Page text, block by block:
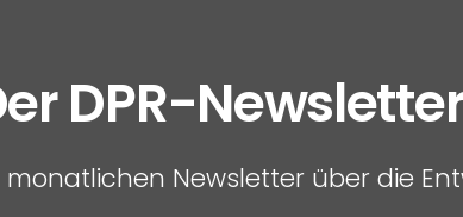
DPR-
Newsletter über die